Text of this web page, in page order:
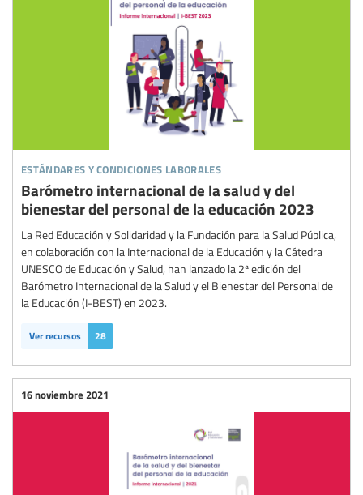
estándares y condiciones laborales
Barómetro internacional de la salud y del
bienestar del personal de la educación 2023
La Red Educación y Solidaridad y la Fundación para la Salud Pública,
en colaboración con la Internacional de la Educación y la Cátedra
UNESCO de Educación y Salud, han lanzado la 2ª edición del
Barómetro Internacional de la Salud y el Bienestar del Personal de
la Educación (I-BEST) en 2023.
Ver recursos 28
16 noviembre 2021